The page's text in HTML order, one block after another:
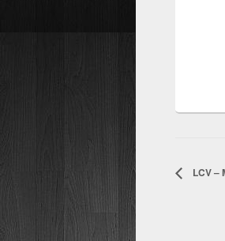
LCV –